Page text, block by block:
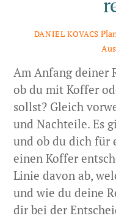
DANIEL KOVACS
Am Anfang deiner
ob du mit Koffer
sollst? Gleich
und Nachteile. Es
und ob du dich für
einen Koffer
Linie davon ab,
und wie du deine
dir bei der